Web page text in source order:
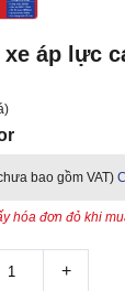
áp lực
bao gồm VAT)
hóa đơn đỏ khi
+